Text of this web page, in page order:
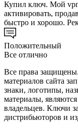
Купил ключ. Мой vpn
активировать,
быстро и хорошо.
Положительный
Все отлично
Все права
материалов сайта
знаки, логотипы,
материалы,
владельцев. Ключи
дистрибьюторов и